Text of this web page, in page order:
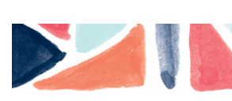
Zum
springen